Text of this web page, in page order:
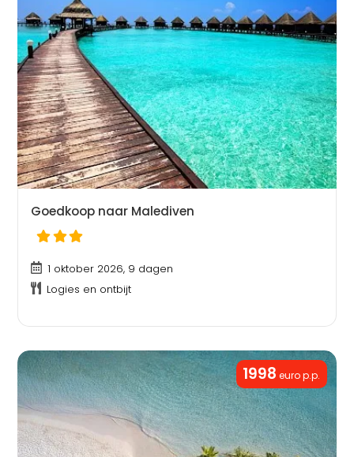
Goedkoop naar Malediven
1 oktober 2026, 9 dagen
Logies en ontbijt
1998 euro p.p.